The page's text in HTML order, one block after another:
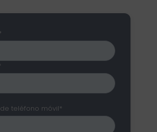
teléfono móvil*